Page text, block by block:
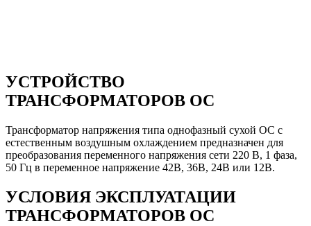
УСТРОЙСТВО
ТРАНСФОРМАТОРОВ ОС
Трансформатор напряжения типа однофазный сухой ОС с
естественным воздушным охлаждением предназначен для
преобразования переменного напряжения сети 220 В, 1 фаза,
50 Гц в переменное напряжение 42В, 36В, 24В или 12В.
УСЛОВИЯ ЭКСПЛУАТАЦИИ
ТРАНСФОРМАТОРОВ ОС